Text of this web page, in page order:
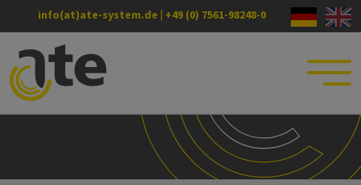
info(at)ate-system.de | +49 (0) 7561-98248-0